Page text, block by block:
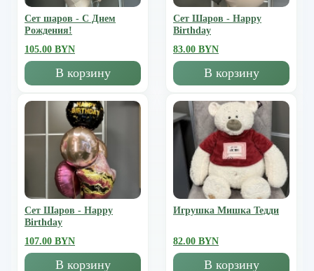
Сет шаров - С Днем
Рождения!
105.00 BYN
В корзину
Сет Шаров - Happy
Birthday
83.00 BYN
В корзину
Сет Шаров - Happy
Birthday
107.00 BYN
В корзину
Игрушка Мишка Тедди
82.00 BYN
В корзину